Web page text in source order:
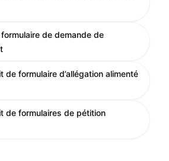
de demande de
de formulaire d’allégation alimenté
de formulaires de pétition